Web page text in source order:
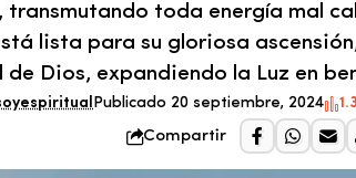
toda energía mal
lista para su gloriosa
de Dios, expandiendo la Luz en
Publicado 20 septiembre, 2024
Compartir